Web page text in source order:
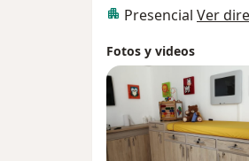
Presencial Ver
Fotos y videos